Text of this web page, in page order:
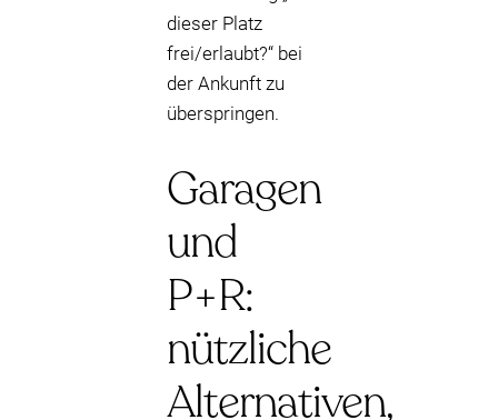
dieser Platz
frei/erlaubt?“ bei
der Ankunft zu
überspringen.
Garagen
und
P+R:
nützliche
Alternativen,